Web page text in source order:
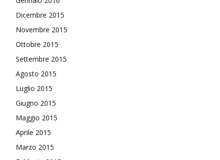
Dicembre 2015
Novembre 2015
Ottobre 2015
Settembre 2015
Agosto 2015
Luglio 2015
Giugno 2015
Maggio 2015
Aprile 2015
Marzo 2015